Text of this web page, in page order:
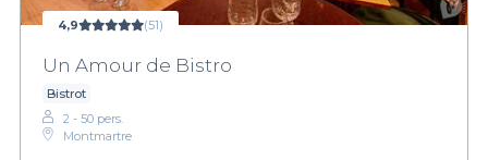
4,9 (51)
Un Amour de Bistro
Bistrot
2 - 50 pers.
Montmartre